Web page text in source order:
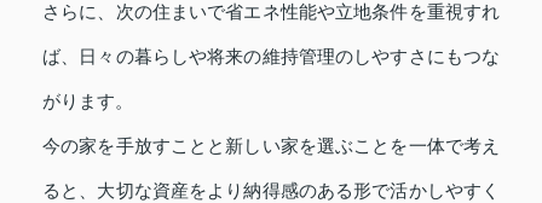
さらに、次の住まいで省エネ性能や立地条件を重視すれ
ば、日々の暮らしや将来の維持管理のしやすさにもつな
がります。
今の家を手放すことと新しい家を選ぶことを一体で考え
ると、大切な資産をより納得感のある形で活かしやすく